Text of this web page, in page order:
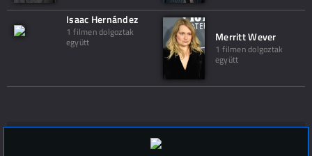
Isaac Hernández
1 filmen dolgoztak
együtt Merritt Wever
1 filmen dolgoztak
együtt
Hozzászólások (